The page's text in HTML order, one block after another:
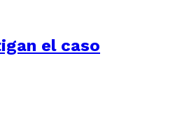
el caso